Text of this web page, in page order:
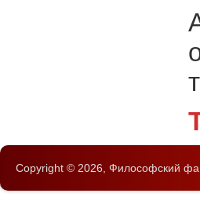
Copyright © 2026, Философский